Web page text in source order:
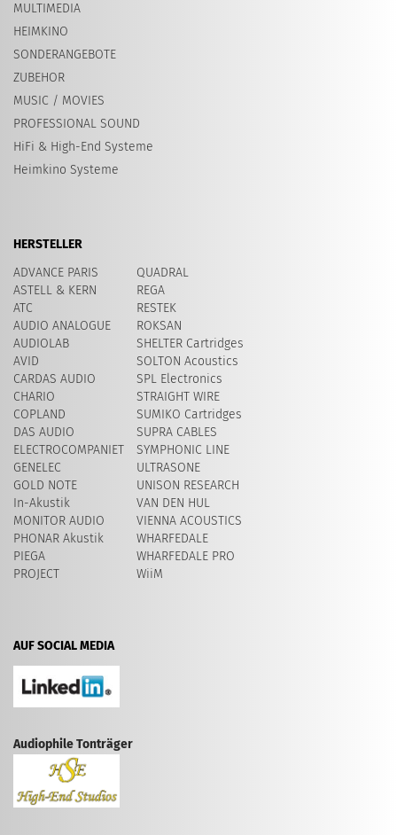
MULTIMEDIA
HEIMKINO
SONDERANGEBOTE
ZUBEHOR
MUSIC / MOVIES
PROFESSIONAL SOUND
HiFi & High-End Systeme
Heimkino Systeme
HERSTELLER
ADVANCE PARIS
ASTELL & KERN
ATC
AUDIO ANALOGUE
AUDIOLAB
AVID
CARDAS AUDIO
CHARIO
COPLAND
DAS AUDIO
ELECTROCOMPANIET
GENELEC
GOLD NOTE
In-Akustik
MONITOR AUDIO
PHONAR Akustik
PIEGA
PROJECT
QUADRAL
REGA
RESTEK
ROKSAN
SHELTER Cartridges
SOLTON Acoustics
SPL Electronics
STRAIGHT WIRE
SUMIKO Cartridges
SUPRA CABLES
SYMPHONIC LINE
ULTRASONE
UNISON RESEARCH
VAN DEN HUL
VIENNA ACOUSTICS
WHARFEDALE
WHARFEDALE PRO
WiiM
AUF SOCIAL MEDIA
Audiophile Tonträger